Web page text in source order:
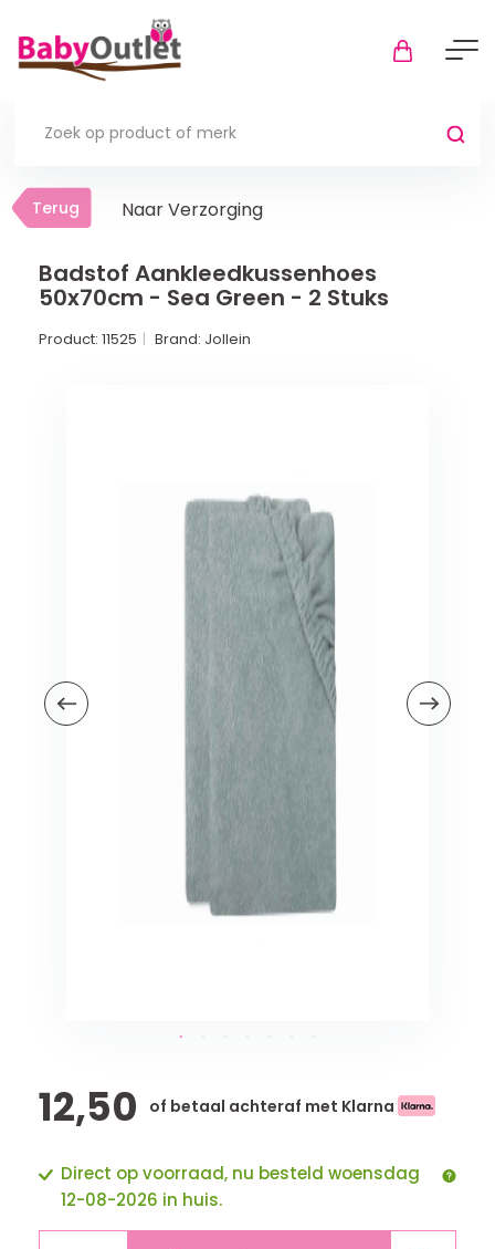
Terug
Thuis
Veiligheid in en om huis
Veiligheid buiten de deur
Kinderstoelen
Terug Naar Verzorging
Badstof Aankleedkussenhoes
50x70cm - Sea Green - 2 Stuks
Product: 11525 Brand: Jollein
12,50 of betaal achteraf met Klarna
Direct op voorraad, nu besteld woensdag
12-08-2026 in huis.